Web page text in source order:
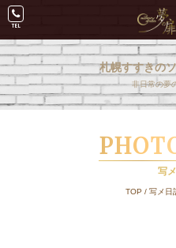
札幌すすきの
非日常の夢
写
TOP / 写メ日